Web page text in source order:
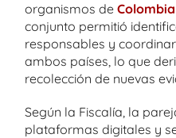
organismos de Colombia
conjunto permitió
responsables y
ambos países, lo que
recolección de nuevas
Según la Fiscalía, la
plataformas digitales y